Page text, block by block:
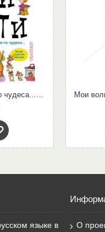
Дети и эти. Какие-то чудеса... (Истории для детей и взрослых)
языке в
О